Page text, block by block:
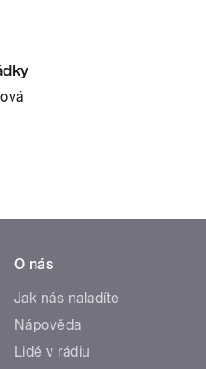
O nás
Jak nás naladíte
Nápověda
Lidé v rádiu